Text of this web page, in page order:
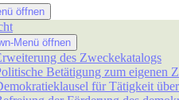
öffnen
Menü öffnen
des Zweckekatalogs
Betätigung zum eigenen
für Tätigkeit